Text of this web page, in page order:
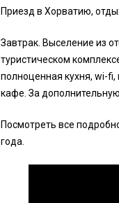
Приезд в Хорватию,
Завтрак. Выселение из
туристическом
полноценная кухня, wi-
кафе. За
Посмотреть все
года.